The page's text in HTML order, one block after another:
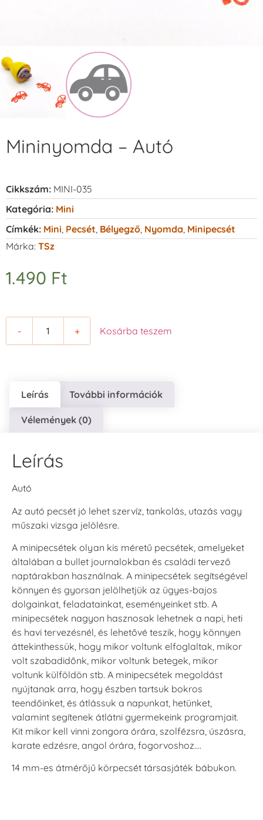
Mininyomda – Autó
Cikkszám: MINI-035
Kategória: Mini
Címkék: Mini Pecsét Bélyegző Nyomda Minipecsét
Márka: TSz
1.490 Ft
- + Kosárba teszem
Leírás További információk
Vélemények (0)
Leírás
Autó
Az autó pecsét jó lehet szervíz, tankolás, utazás vagy
műszaki vizsga jelölésre.
A minipecsétek olyan kis méretű pecsétek, amelyeket
általában a bullet journalokban és családi tervező
naptárakban használnak. A minipecsétek segítségével
könnyen és gyorsan jelölhetjük az ügyes-bajos
dolgainkat, feladatainkat, eseményeinket stb. A
minipecsétek nagyon hasznosak lehetnek a napi, heti
és havi tervezésnél, és lehetővé teszik, hogy könnyen
áttekinthessük, hogy mikor voltunk elfoglaltak, mikor
volt szabadidőnk, mikor voltunk betegek, mikor
voltunk külföldön stb. A minipecsétek megoldást
nyújtanak arra, hogy észben tartsuk bokros
teendőinket, és átlássuk a napunkat, hetünket,
valamint segítenek átlátni gyermekeink programjait.
Kit mikor kell vinni zongora órára, szolfézsra, úszásra,
karate edzésre, angol órára, fogorvoshoz….
14 mm-es átmérőjű körpecsét társasjáték bábukon.